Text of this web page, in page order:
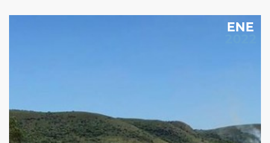
ENE